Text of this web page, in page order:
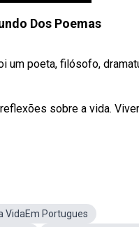
Dos Poemas
um poeta, filósofo,
sobre a vida.
VidaEm Portugues